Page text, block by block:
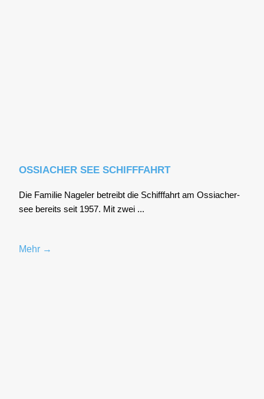
OSSIACHER SEE SCHIFFFAHRT
Die Fami­lie Nage­l­er betreibt die Schiff­fahrt am Ossia­cher­
see bereits seit 1957. Mit zwei ...
Mehr →